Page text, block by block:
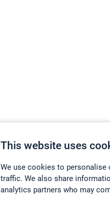
This website uses
We use cookies to personalise
traffic. We also share
analytics partners who may